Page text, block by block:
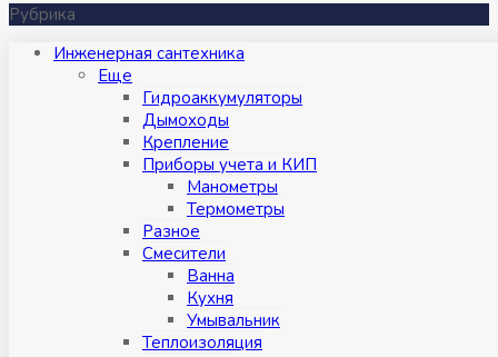
Рубрика
Инженерная сантехника
Eще
Гидроаккумуляторы
Дымоходы
Крепление
Приборы учета и КИП
Манометры
Термометры
Разное
Смесители
Ванна
Кухня
Умывальник
Теплоизоляция